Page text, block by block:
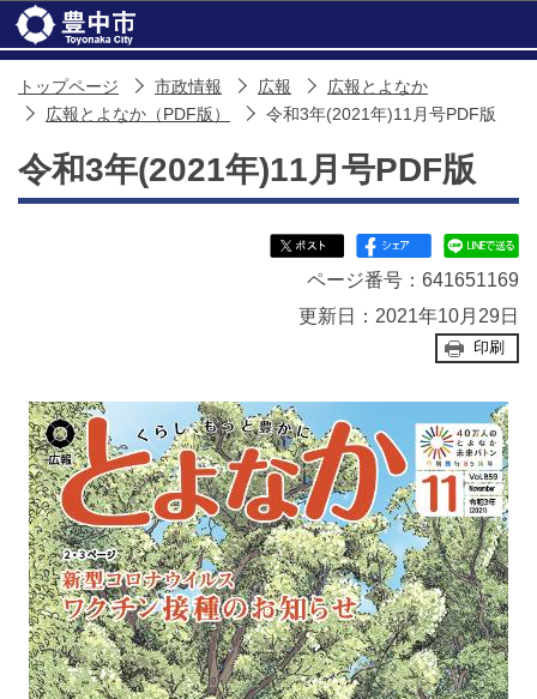
トップページ 市政情報 広報
広報とよなか
広報とよなか（PDF版）
令和3年(2021年)11月号PDF版
令和3年(2021年)11月号PDF版
ページ番号：641651169
更新日：2021年10月29日
印刷